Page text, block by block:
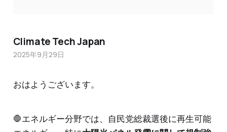
おはようございます。
🛑エネルギー分野では、自民党総裁選後に再生可能
Climate Tech Japan
2025年9月29日